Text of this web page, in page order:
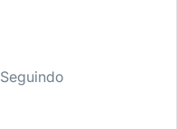
Seguindo